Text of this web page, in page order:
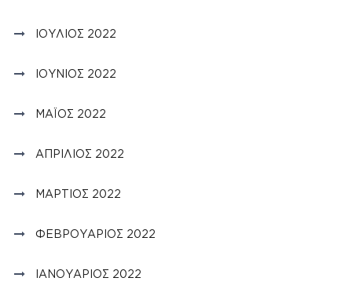
ΙΟΎΛΙΟΣ 2022
ΙΟΎΝΙΟΣ 2022
ΜΆΙΟΣ 2022
ΑΠΡΊΛΙΟΣ 2022
ΜΆΡΤΙΟΣ 2022
ΦΕΒΡΟΥΆΡΙΟΣ 2022
ΙΑΝΟΥΆΡΙΟΣ 2022